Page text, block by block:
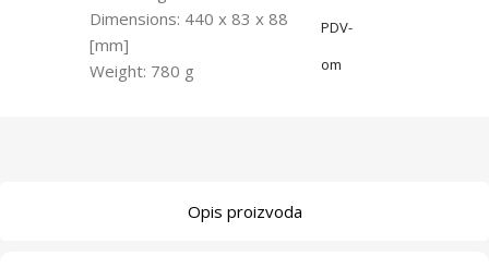
Dimensions: 440 x 83 x 88
[mm]
Weight: 780 g
PDV-
om
Opis proizvoda